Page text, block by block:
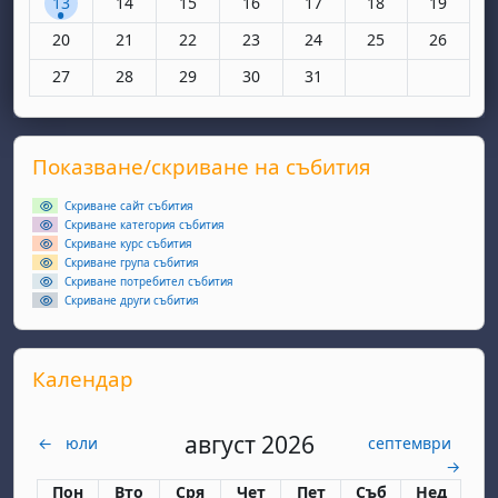
Няма събития, понеделник, 20 октомври
20 Няма събития, вторник, 21 октомври
21 Няма събития, сряда, 22 октомври
22 Няма събития, четвъртък, 23
23 Няма събития, петък, 24
24 Няма събития,
25 Няма
26
Няма събития, понеделник, 27 октомври
27 Няма събития, вторник, 28 октомври
28 Няма събития, сряда, 29 октомври
29 Няма събития, четвъртък, 30
30 Няма събития, петък, 31
31
Supplementary blocks
Прескочи Показване/скриване на събития
Показване/скриване на събития
Скриване сайт събития
Скриване категория събития
Скриване курс събития
Скриване група събития
Скриване потребител събития
Скриване други събития
Прескочи Календар
Календар
← юли август 2026
септември
→
Понеделник
Пон вторник
Вто сряда
Сря четвъртък
Чет петък
Пет събота
Съб неделя
Нед